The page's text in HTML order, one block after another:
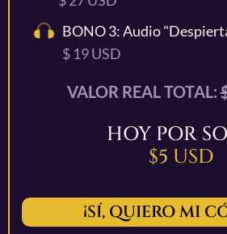
BONO 3: Audio
$ 19 USD
VALOR REAL TOTAL:
HOY POR
$5 USD
¡SÍ, QUIERO MI